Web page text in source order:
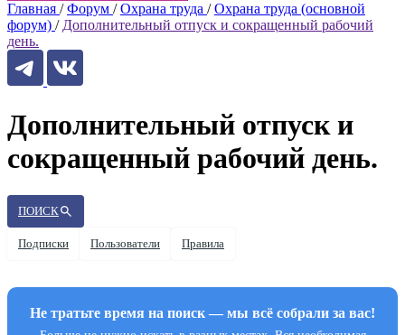
Главная / Форум / Охрана труда / Охрана труда (основной
форум) / Дополнительный отпуск и сокращенный рабочий
день.
Дополнительный отпуск и
сокращенный рабочий день.
ПОИСК
Подписки Пользователи Правила
Не тратьте время на поиск — мы всё собрали за вас!